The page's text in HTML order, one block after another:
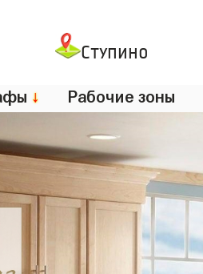
Ступино
↓ Рабочие зоны